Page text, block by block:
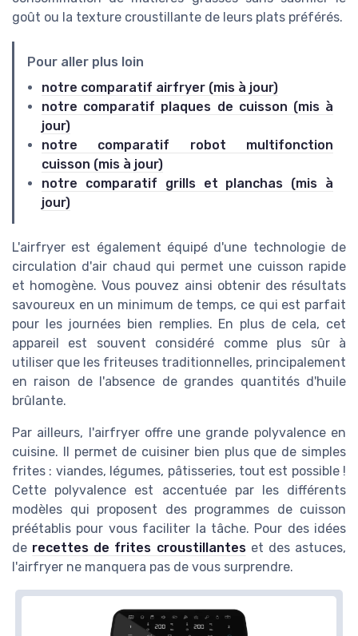
goût ou la texture croustillante de leurs plats préférés.
Pour aller plus loin
notre comparatif airfryer (mis à jour)
notre comparatif plaques de cuisson (mis à
jour)
notre comparatif robot multifonction
cuisson (mis à jour)
notre comparatif grills et planchas (mis à
jour)
L'airfryer est également équipé d'une technologie de
circulation d'air chaud qui permet une cuisson rapide
et homogène. Vous pouvez ainsi obtenir des résultats
savoureux en un minimum de temps, ce qui est parfait
pour les journées bien remplies. En plus de cela, cet
appareil est souvent considéré comme plus sûr à
utiliser que les friteuses traditionnelles, principalement
en raison de l'absence de grandes quantités d'huile
brûlante.
Par ailleurs, l'airfryer offre une grande polyvalence en
cuisine. Il permet de cuisiner bien plus que de simples
frites : viandes, légumes, pâtisseries, tout est possible !
Cette polyvalence est accentuée par les différents
modèles qui proposent des programmes de cuisson
préétablis pour vous faciliter la tâche. Pour des idées
de recettes de frites croustillanteset des astuces,
l'airfryer ne manquera pas de vous surprendre.